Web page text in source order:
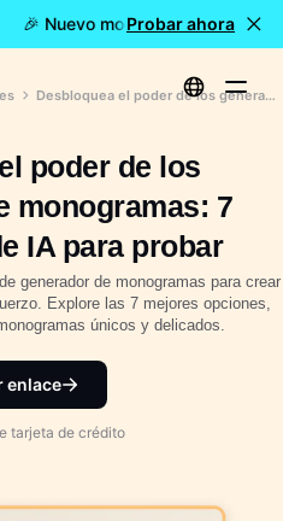
🎉 Nuevo modelo DISPONIBLE:
Probar ahora
Desbloquea el poder de los generadores de monogramas: 7 generadores de IA para probar
poder de los
monogramas: 7
IA para probar
generador de monogramas para crear
Explore las 7 mejores opciones,
únicos y delicados.
enlace
tarjeta de crédito